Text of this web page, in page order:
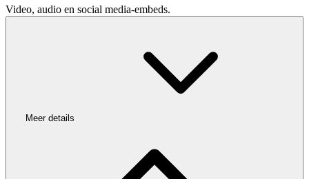
Video, audio en social media-embeds.
Meer details